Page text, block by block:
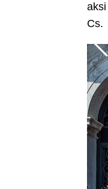
Cs.